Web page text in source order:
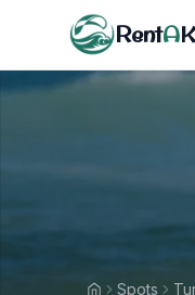
RentA
Spots